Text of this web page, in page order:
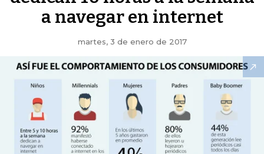
a navegar en internet
martes, 3 de enero de 2017